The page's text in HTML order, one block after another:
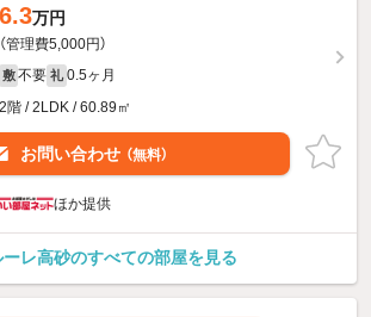
6.3万円
（管理費5,000円）
敷 不要 礼 0.5ヶ月
2階 / 2LDK / 60.89㎡
お問い合わせ （無料）
ほか提供
ーレ高砂のすべての部屋を見る